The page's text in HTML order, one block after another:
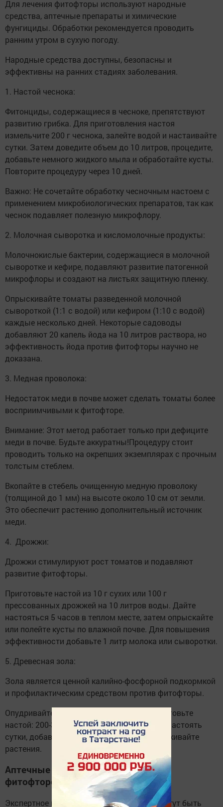
Для лечения фитофторы используют народные
средства, аптечные препараты и химические
фунгициды. Обработки рекомендуется проводить
ранним утром в сухую погоду.
Народные средства доступны, безопасны и
эффективны на ранних стадиях заболевания.
1. Настой чеснока:
Фитонциды, содержащиеся в чесноке, препятствуют
развитию грибка. Для приготовления настоя
измельчите 200 г чеснока, залейте водой и настаивайте
сутки. Затем доведите объем до 10 литров, процедите,
добавьте немного жидкого мыла и обработайте кусты.
Повторите процедуру через 10 дней.
Важно: Не сочетайте обработку чесночным настоем с
применением микробиологических препаратов, так как
чеснок подавляет полезную микрофлору.
2. Молочная сыворотка и кисломолочные продукты:
Молочнокислые бактерии, содержащиеся в молочной
сыворотке и кефире, подавляют развитие патогенной
микрофлоры и создают на листьях защитную пленку.
Опрыскивайте томаты разведенной молочной
сывороткой (1:1 с водой) или кефиром (1:10 с водой)
каждые несколько дней. Некоторые садоводы
добавляют 20 капель йода на 10 литров раствора, но
эффективность йода против фитофторы научно не
доказана.
3. Медная проволока:
Недостаток меди в почве может сделать томаты более
восприимчивыми к фитофторе.
Внимание: Этот метод работает только при дефиците
меди в почве. Будьте аккуратны!Процедуру стоит
проводить только на окрепших экземплярах с прочным
толстым стеблем.
Вкопайте в стебель очищенную медную проволоку
(толщиной до 1 мм) на высоте около 10 см от земли.
Это обеспечит растению дополнительный источник
меди.
4. Дрожжи:
Дрожжи стимулируют рост томатов и подавляют
развитие фитофторы.
Приготовьте настой из 10 г сухих или 100 г
прессованных дрожжей на 10 литров воды. Дайте
настояться 5 часов в теплом месте, затем опрыскайте
или полейте кусты по влажной почве. Для повышения
эффективности добавьте 1 литр молока или сыворотки.
5. Древесная зола:
Зола является ценной калийно-фосфорной подкормкой
и профилактическим средством против фитофторы.
Опудривайте грядки сухой золой или приготовьте
настой: 200-300 г золы на 10 литров воды, настоять
сутки, добавить мыльную стружку и опрыскивайте
растения.
Аптечные средства для борьбы с
фитофторой:
Экспертное мнение: Аптечные средства могут быть